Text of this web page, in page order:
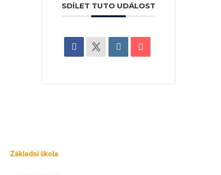
SDÍLET TUTO UDÁLOST
Základní škola